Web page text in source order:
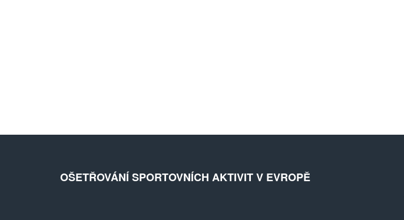
OŠETŘOVÁNÍ SPORTOVNÍCH AKTIVIT V EVROPĚ